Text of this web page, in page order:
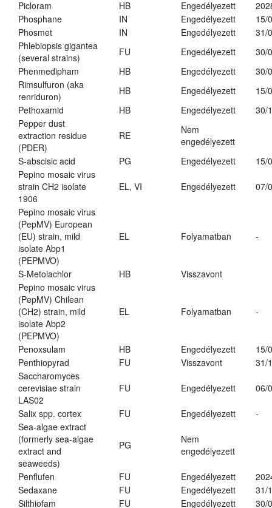
Picloram
HB Engedélyezett
Phosphane
IN Engedélyezett
15/
Phosmet
IN Engedélyezett
31/
Phlebiopsis gigantea
(several strains)
FU Engedélyezett
30/
Phenmedipham
HB Engedélyezett
30/
Rimsulfuron (aka
renriduron)
HB Engedélyezett
15/
Pethoxamid
HB Engedélyezett
30/
Pepper dust
extraction residue
(PDER)
RE
Nem
engedélyezett
S-abscisic acid
PG Engedélyezett
15/
Pepino mosaic virus
strain CH2 isolate
1906
EL, VI Engedélyezett 07/
Pepino mosaic virus
(PepMV) European
(EU) strain, mild
isolate Abp1
(PEPMVO)
EL Folyamatban -
S-Metolachlor HB
Visszavont
Pepino mosaic virus
(PepMV) Chilean
(CH2) strain, mild
isolate Abp2
(PEPMVO)
EL Folyamatban -
Penoxsulam HB Engedélyezett
15/
Penthiopyrad
FU Visszavont
31/
Saccharomyces
cerevisiae strain
LAS02
FU Engedélyezett 06/
Salix spp. cortex FU Engedélyezett
-
Sea-algae extract
(formerly sea-algae
extract and
seaweeds)
PG
Nem
engedélyezett
Penflufen FU Engedélyezett
Sedaxane
FU Engedélyezett
31/
Silthiofam
FU Engedélyezett 30/